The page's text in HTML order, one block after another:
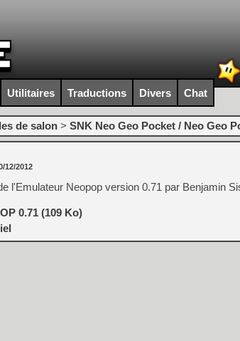
Utilitaires Traductions Divers Chat
de salon > SNK Neo Geo Pocket / Neo Geo
12/2012
l'Emulateur Neopop version 0.71 par Benjamin
0.71 (109 Ko)